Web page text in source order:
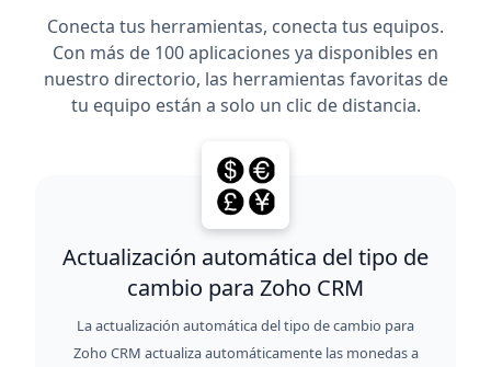
Conecta tus herramientas, conecta tus equipos.
Con más de 100 aplicaciones ya disponibles en
nuestro directorio, las herramientas favoritas de
tu equipo están a solo un clic de distancia.
Actualización automática del tipo de
cambio para Zoho CRM
La actualización automática del tipo de cambio para
Zoho CRM actualiza automáticamente las monedas a